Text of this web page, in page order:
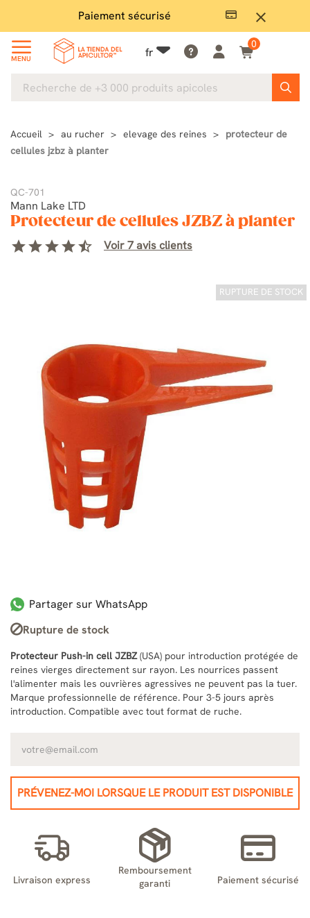
close
Paiement sécurisé
MENU fr
0
Accueil au rucher elevage des reines
protecteur de
cellules jzbz à planter
QC-701
Mann Lake LTD
Protecteur de cellules JZBZ à planter
starstarstarstarstar_half Voir 7 avis clients
RUPTURE DE STOCK
Partager sur WhatsApp
Rupture de stock
Protecteur Push-in cell JZBZ(USA) pour introduction protégée de
reines vierges directement sur rayon. Les nourrices passent
l'alimenter mais les ouvrières agressives ne peuvent pas la tuer.
Marque professionnelle de référence. Pour 3-5 jours après
introduction. Compatible avec tout format de ruche.
PRÉVENEZ-MOI LORSQUE LE PRODUIT EST DISPONIBLE
Livraison express
Remboursement
garanti
Paiement sécurisé